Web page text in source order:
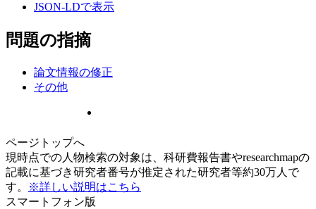
JSON-LDで表示
問題の指摘
論文情報の修正
その他
ページトップへ
現時点での人物検索の対象は、科研費報告書やresearchmapの
記載に基づき研究者番号が推定された研究者等約30万人で
す。
※詳しい説明はこちら
スマートフォン版